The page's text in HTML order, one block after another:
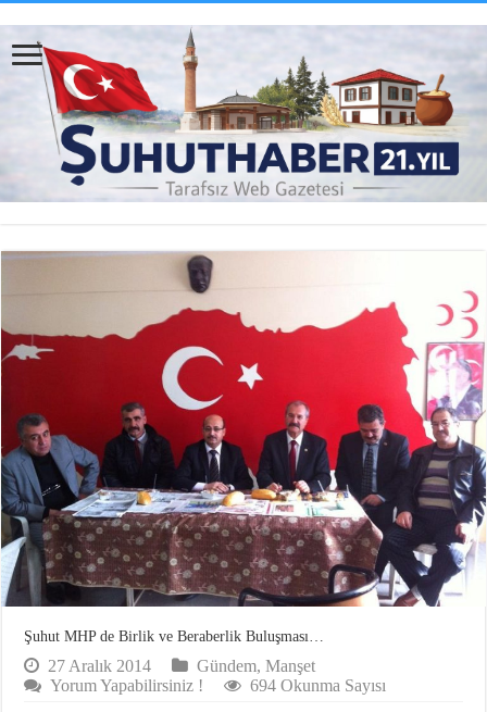
Şuhut MHP de Birlik ve Beraberlik Buluşması…
27 Aralık 2014 Gündem,Manşet
Yorum Yapabilirsiniz !
694 Okunma Sayısı